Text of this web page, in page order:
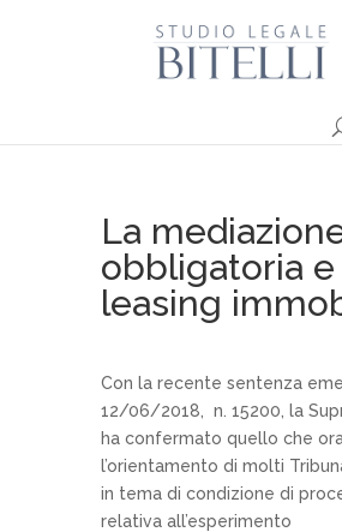
La
obbligatoria e
leasing
Con la recente sentenza
12/06/2018, n. 15200, la
ha confermato quello che
l’orientamento di molti
in tema di condizione di
relativa all’esperimento